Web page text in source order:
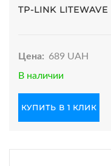
TP-LINK LITEWAVE
Цена: 689 UAH
В наличии
КУПИТЬ В 1 КЛИК